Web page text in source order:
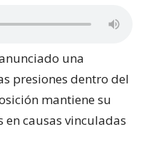
una
presiones dentro del
mantiene su
en causas vinculadas